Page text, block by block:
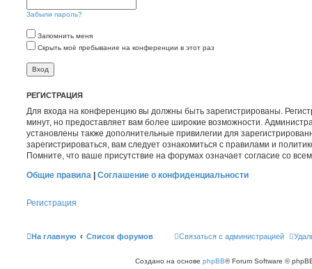
Забыли пароль?
Запомнить меня
Скрыть моё пребывание на конференции в этот раз
РЕГИСТРАЦИЯ
Для входа на конференцию вы должны быть зарегистрированы.
минут, но предоставляет вам более широкие возможности.
установлены также дополнительные привилегии для
зарегистрироваться, вам следует ознакомиться с правилами и
Помните, что ваше присутствие на форумах означает согласие со
Общие правила
Соглашение о конфиденциальности
Регистрация
На главную Список форумов Связаться с администрацией
Создано на основе phpBB® Forum Software ©